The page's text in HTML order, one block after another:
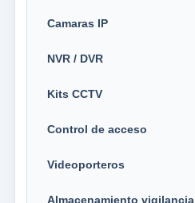
Camaras IP
NVR / DVR
Kits CCTV
Control de acceso
Videoporteros
Almacenamiento vigilancia